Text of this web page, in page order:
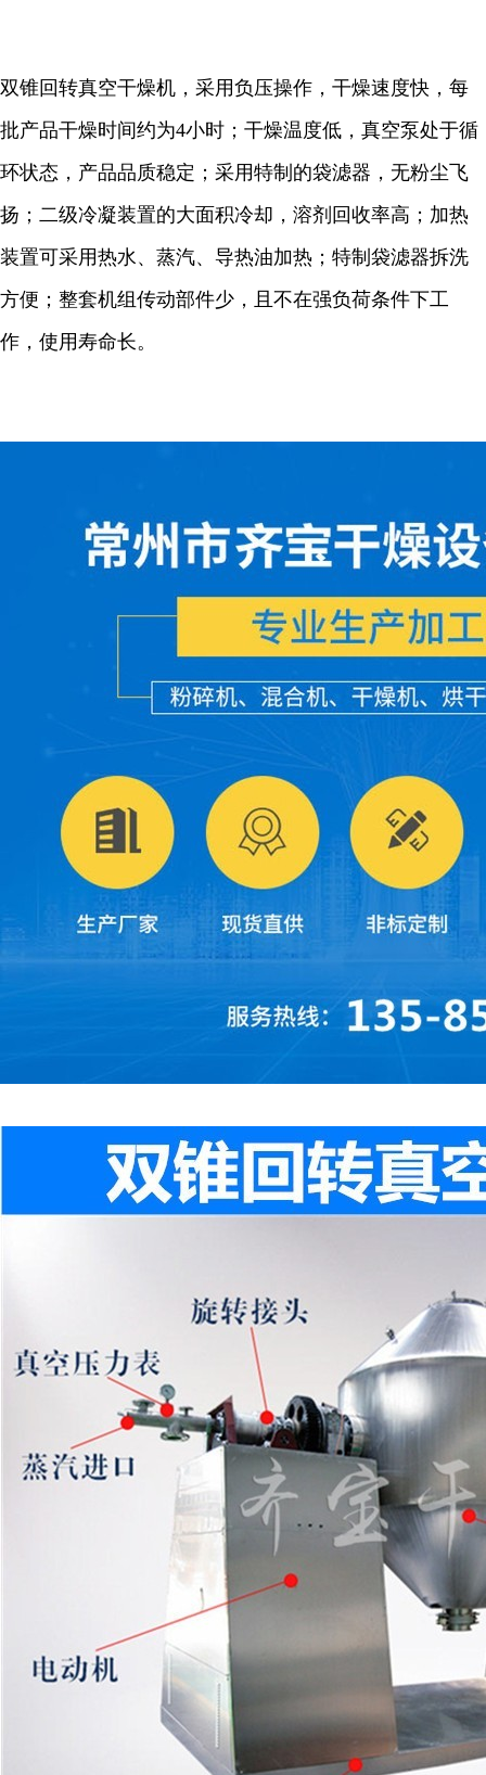
双锥回转真空干燥机，采用负压操作，干燥速度快，每
批产品干燥时间约为4小时；干燥温度低，真空泵处于循
环状态，产品品质稳定；采用特制的袋滤器，无粉尘飞
扬；二级冷凝装置的大面积冷却，溶剂回收率高；加热
装置可采用热水、蒸汽、导热油加热；特制袋滤器拆洗
方便；整套机组传动部件少，且不在强负荷条件下工
作，使用寿命长。